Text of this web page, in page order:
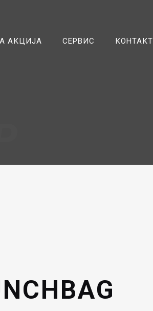
АКЦИЈА СЕРВИС КОНТАКТ